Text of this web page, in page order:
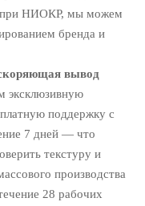
при НИОКР, мы можем
бренда и
вывод
эксклюзивную
поддержку с
7 дней — что
текстуру и
производства
28 рабочих